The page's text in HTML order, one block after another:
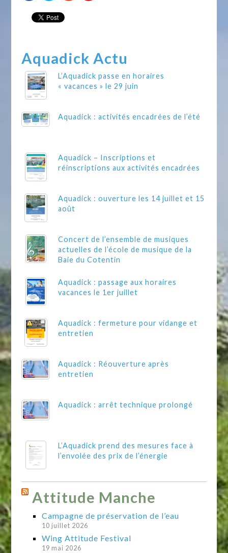
Aquadick Actu
L’Aquadick passe en horaires
« vacances » le 29 juin
Aquadick : activités encadrées de l’été
Aquadick – Inscriptions et
réinscriptions aux activités encadrées
Aquadick : ouverture les 14 juillet et 15
août
Concert de l’ensemble de musiques
actuelles de l’école de musique de la
Baie du Cotentin
Aquadick : passage aux horaires
vacances le 1er juillet
Aquadick : fermeture pour vidange et
entretien
Aquadick : Réouverture après
entretien
Aquadick : arrêt technique prolongé
L’Aquadick prend des mesures face à
l’envolée des prix de l’énergie
Attitude Manche
Campagne de préservation de l’eau
10 juillet 2026
Wing Attitude Festival
19 mai 2026